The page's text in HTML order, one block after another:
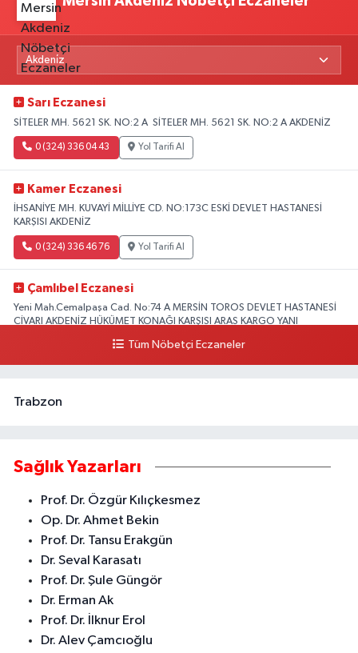
Sarı Eczanesi
SİTELER MH. 5621 SK. NO:2 A SİTELER MH. 5621 SK. NO:2 A AKDENİZ
0 (324) 336 04 43 Yol Tarifi Al
Kamer Eczanesi
İHSANİYE MH. KUVAYİ MİLLİYE CD. NO:173C ESKİ DEVLET HASTANESİ
KARŞISI AKDENİZ
0 (324) 336 46 76 Yol Tarifi Al
Çamlıbel Eczanesi
Yeni Mah.Cemalpaşa Cad. No:74 A MERSİN TOROS DEVLET HASTANESİ
CİVARI AKDENİZ HÜKÜMET KONAĞI KARŞISI ARAS KARGO YANI
Yol Tarifi Al
Tüm Nöbetçi Eczaneler
Trabzon
Sağlık Yazarları
Prof. Dr. Özgür Kılıçkesmez
Op. Dr. Ahmet Bekin
Prof. Dr. Tansu Erakgün
Dr. Seval Karasatı
Prof. Dr. Şule Güngör
Dr. Erman Ak
Prof. Dr. İlknur Erol
Dr. Alev Çamcıoğlu